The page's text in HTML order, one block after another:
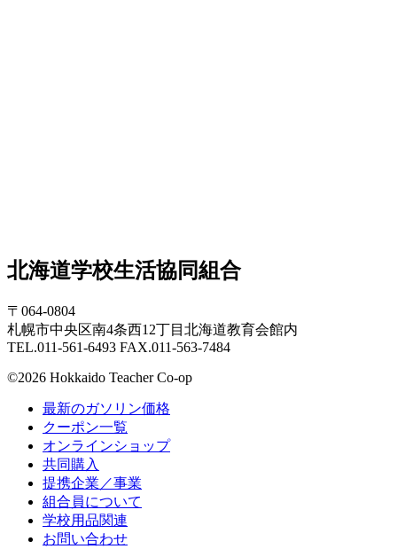
北海道学校生活協同組合
〒064-0804
札幌市中央区南4条西12丁目北海道教育会館内
TEL.011-561-6493 FAX.011-563-7484
©2026 Hokkaido Teacher Co-op
最新のガソリン価格
クーポン一覧
オンラインショップ
共同購入
提携企業／事業
組合員について
学校用品関連
お問い合わせ